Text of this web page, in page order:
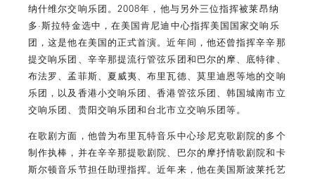
纳什维尔交响乐团。2008年，他与另外三位指挥被莱昂纳
多·斯拉特金选中，在美国肯尼迪中心指挥美国国家交响乐
团，这是他在美国的正式首演。近年间，他还曾指挥辛辛那
提交响乐团、辛辛那提流行管弦乐团和巴尔的摩、底特律、
布法罗、孟菲斯、夏威夷、布里瓦德、莫里迪恩等地的交响
乐团，以及香港小交响乐团、香港管弦乐团、韩国城南市立
交响乐团、贵阳交响乐团和台北市立交响乐团等。
在歌剧方面，他曾为布里瓦特音乐中心珍尼克歌剧院的多个
制作执棒，并在辛辛那提歌剧院、巴尔的摩抒情歌剧院和卡
斯尔顿音乐节担任助理指挥。近年来，他在美国斯波莱托艺